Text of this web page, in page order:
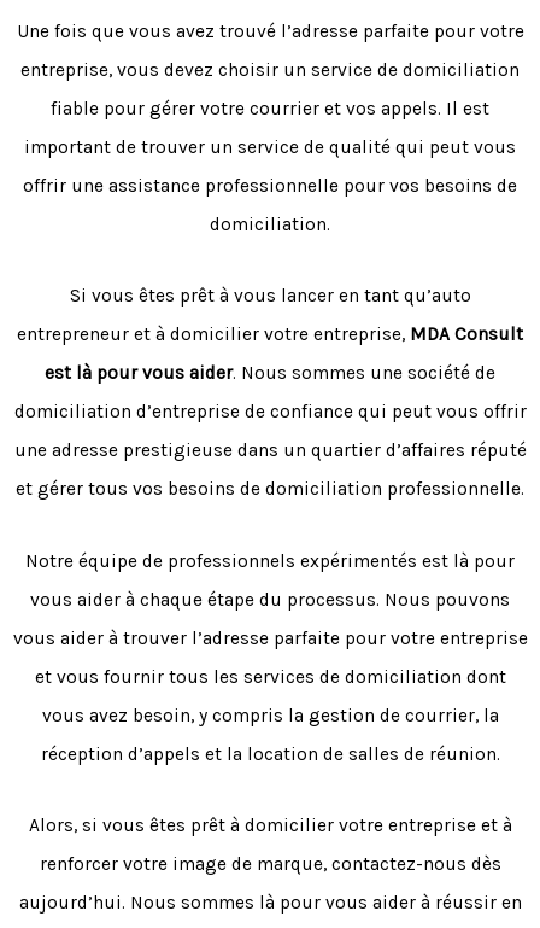
Une fois que vous avez trouvé l’adresse parfaite pour votre
entreprise, vous devez choisir un service de domiciliation
fiable pour gérer votre courrier et vos appels. Il est
important de trouver un service de qualité qui peut vous
offrir une assistance professionnelle pour vos besoins de
domiciliation.
Si vous êtes prêt à vous lancer en tant qu’auto
entrepreneur et à domicilier votre entreprise, MDA Consult
est là pour vous aider. Nous sommes une société de
domiciliation d’entreprise de confiance qui peut vous offrir
une adresse prestigieuse dans un quartier d’affaires réputé
et gérer tous vos besoins de domiciliation professionnelle.
Notre équipe de professionnels expérimentés est là pour
vous aider à chaque étape du processus. Nous pouvons
vous aider à trouver l’adresse parfaite pour votre entreprise
et vous fournir tous les services de domiciliation dont
vous avez besoin, y compris la gestion de courrier, la
réception d’appels et la location de salles de réunion.
Alors, si vous êtes prêt à domicilier votre entreprise et à
renforcer votre image de marque, contactez-nous dès
aujourd’hui. Nous sommes là pour vous aider à réussir en